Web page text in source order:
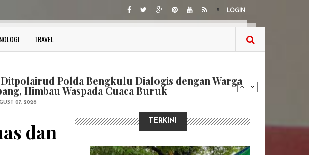
LOGIN
TRAVEL
Kota Bengkulu, Kapolresta Bengkulu
Merah Putih di Belungguk Point
07, 2026
dan
TERKINI